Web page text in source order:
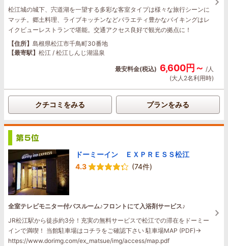
松江城の城下、宍道湖を一望する多彩な客室タイプは様々な旅行シーンに
マッチ。郷土料理、ライブキッチンなどバラエティ豊かなバイキングはレ
イクビューレストランで堪能。交通アクセス良好で観光の拠点に！
【住所】 島根県松江市千鳥町30番地
【最寄駅】 松江 / 松江しんじ湖温泉
最安料金(税込) 6,600円～ /人
(大人2名利用時)
クチコミをみる プランをみる
ドーミーイン ＥＸＰＲＥＳＳ松江
4.3
(74件)
全室テレビモニター付バスルーム♪フロントにて入浴剤サービス♪
JR松江駅から徒歩約3分！充実の無料サービスで松江での滞在をドーミー
インで満喫！ 当館駐車場はコチラをご確認下さい 駐車場MAP (PDF)→
https://www.dorimg.com/ex_matsue/img/access/map.pdf